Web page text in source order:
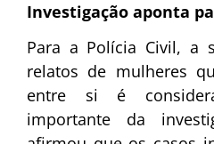
Investigação aponta
Para a Polícia Civil, a
relatos de mulheres
entre si é
importante da